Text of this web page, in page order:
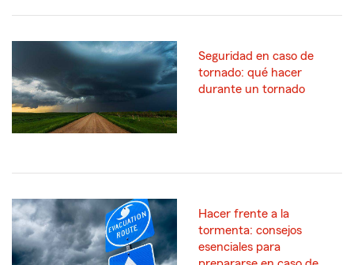
Seguridad en caso de
tornado: qué hacer
durante un tornado
Hacer frente a la
tormenta: consejos
esenciales para